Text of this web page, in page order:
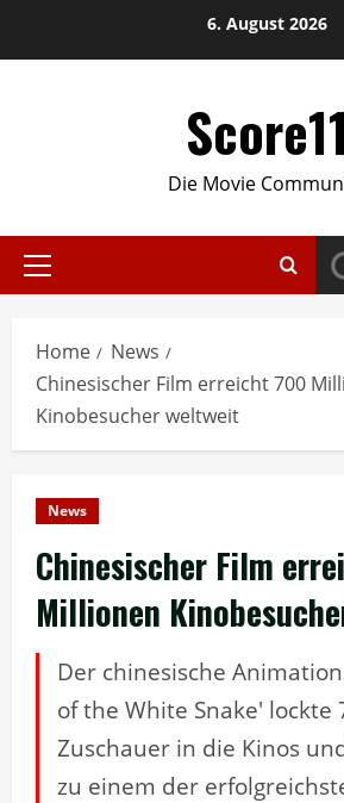
6. August 2026
Score11
Die Movie
Primary
Home
News
Chinesischer Film erreicht 700
Kinobesucher weltweit
News
Chinesischer Film
Millionen
Der chinesische
of the White Snake' lockte
Zuschauer in die Kinos
zu einem der